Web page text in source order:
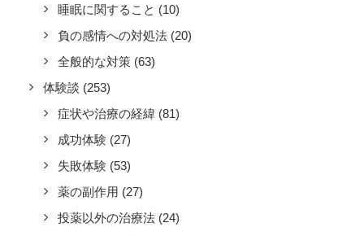
睡眠に関すること (10)
負の感情への対処法 (20)
全般的な対策 (63)
体験談 (253)
症状や治療の経緯 (81)
成功体験 (27)
失敗体験 (53)
薬の副作用 (27)
投薬以外の治療法 (24)